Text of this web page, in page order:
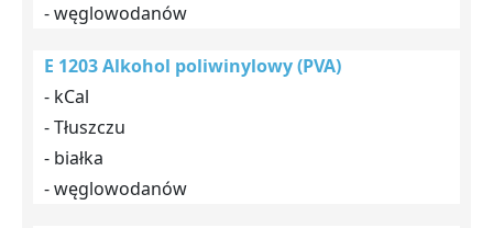
- węglowodanów
E 1203 Alkohol poliwinylowy (PVA)
- kCal
- Tłuszczu
- białka
- węglowodanów